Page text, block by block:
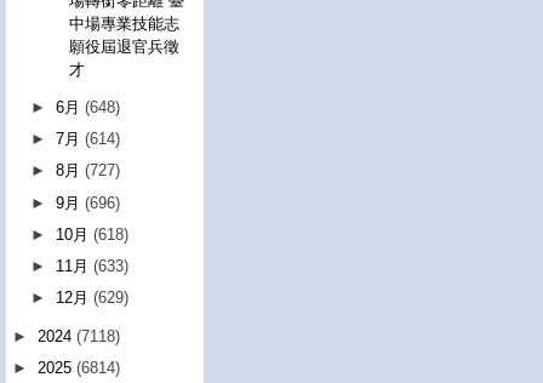
中場專業技能志
願役屆退官兵徵
才
►6月(648)
►7月(614)
►8月(727)
►9月(696)
► 10月(618)
► 11月(633)
► 12月(629)
► 2024 (7118)
► 2025 (6814)